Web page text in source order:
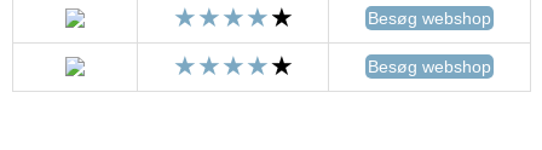
Besøg webshop
Besøg webshop